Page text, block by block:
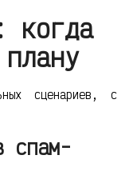
когда
сценариев, с
спам-